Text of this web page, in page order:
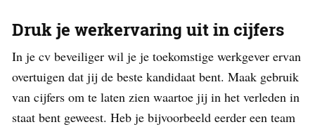
Druk je werkervaring uit in cijfers
In je cv beveiliger wil je je toekomstige werkgever ervan
overtuigen dat jij de beste kandidaat bent. Maak gebruik
van cijfers om te laten zien waartoe jij in het verleden in
staat bent geweest. Heb je bijvoorbeeld eerder een team